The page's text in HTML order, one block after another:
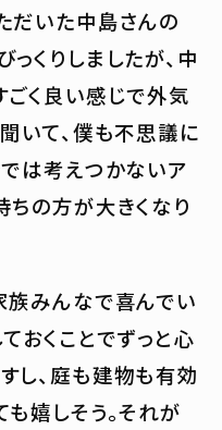
だいた中島さんの
くりしましたが、中
ごく良い感じで外気
いて、僕も不思議に
では考えつかないア
ちの方が大きくなり
族みんなで喜んでい
おくことでずっと心
し、庭も建物も有効
嬉しそう。それが